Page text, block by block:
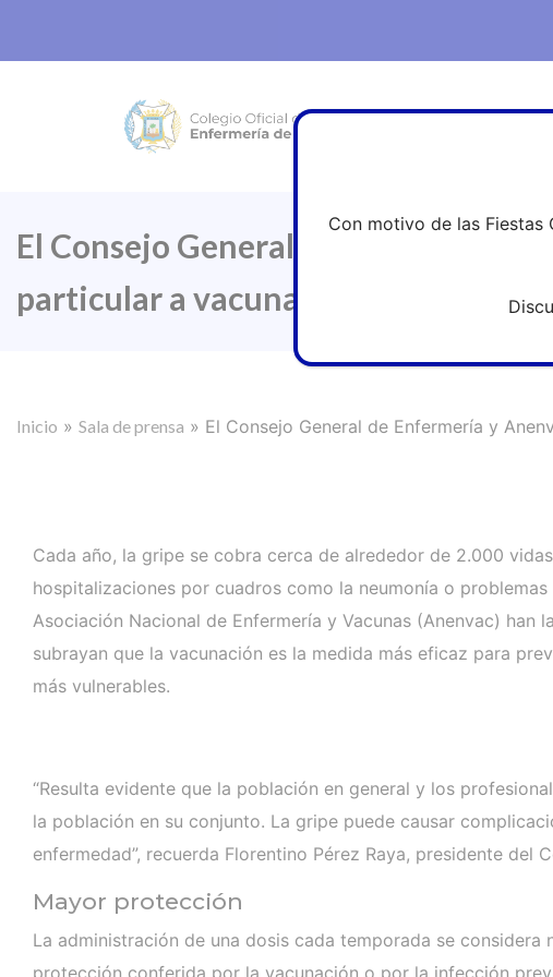
El Consejo General de Enfermería
particular a vacunarse de la gripe
Inicio » Sala de prensa » El Consejo General de Enfermería y
Cada año, la gripe se cobra cerca de alrededor de 2.000
hospitalizaciones por cuadros como la neumonía o
Asociación Nacional de Enfermería y Vacunas (Anenvac)
subrayan que la vacunación es la medida más eficaz para
más vulnerables.
“Resulta evidente que la población en general y los
la población en su conjunto. La gripe puede causar
enfermedad”, recuerda Florentino Pérez Raya, presidente del
Mayor protección
La administración de una dosis cada temporada se
Con motivo de las Fiestas